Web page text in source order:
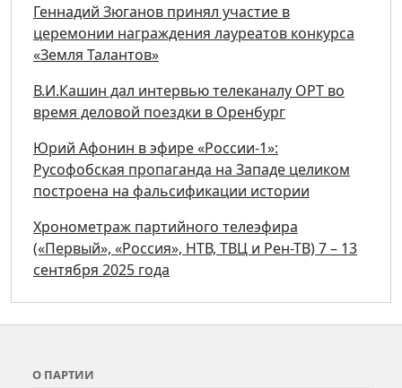
Геннадий Зюганов принял участие в
церемонии награждения лауреатов конкурса
«Земля Талантов»
В.И.Кашин дал интервью телеканалу ОРТ во
время деловой поездки в Оренбург
Юрий Афонин в эфире «России-1»:
Русофобская пропаганда на Западе целиком
построена на фальсификации истории
Хронометраж партийного телеэфира
(«Первый», «Россия», НТВ, ТВЦ и Рен-ТВ) 7 – 13
сентября 2025 года
О ПАРТИИ